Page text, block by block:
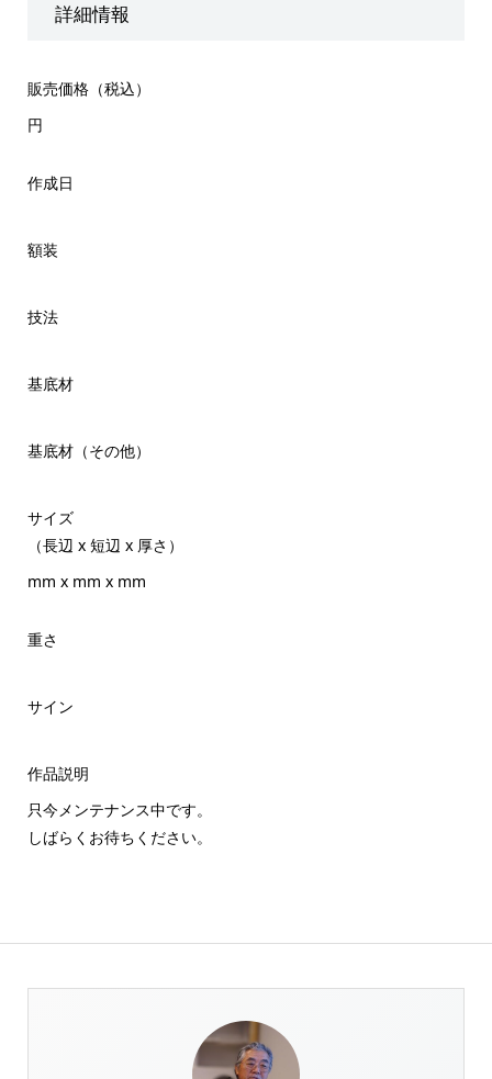
詳細情報
販売価格（税込）
円
作成日
額装
技法
基底材
基底材（その他）
サイズ
（長辺 x 短辺 x 厚さ）
mm x mm x mm
重さ
サイン
作品説明
只今メンテナンス中です。
しばらくお待ちください。